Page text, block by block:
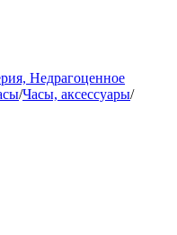
Недрагоценное
/Часы, аксессуары/